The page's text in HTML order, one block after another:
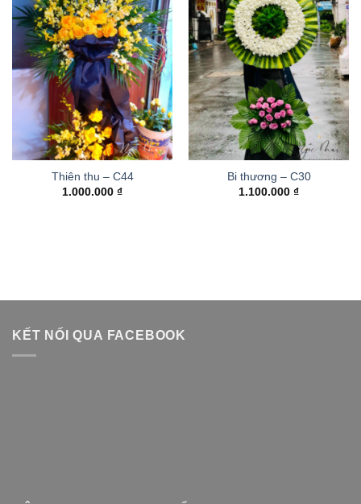
Thiên thu – C44
1.000.000 ₫
Bi thương – C30
1.100.000 ₫
KẾT NỐI QUA FACEBOOK